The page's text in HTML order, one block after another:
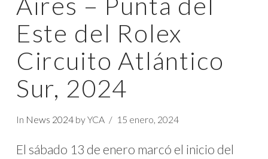
Este del Rolex
Circuito Atlántico
Sur, 2024
In News 2024by YCA 15 enero, 2024
El sábado 13 de enero marcó el inicio del